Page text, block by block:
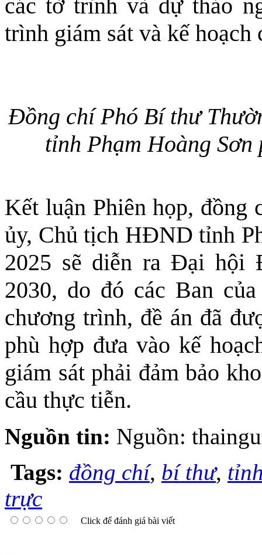
các tờ trình và dự thảo
trình giám sát và kế hoạch
Đồng chí Phó Bí thư
tỉnh Phạm Hoàng
Kết luận Phiên họp,
ủy, Chủ tịch HĐND tỉnh
2025 sẽ diễn ra Đại hội
2030, do đó các Ban
chương trình, đề án đã
phù hợp đưa vào kế
giám sát phải đảm bảo
cầu thực tiễn.
Nguồn tin: Nguồn:
Tags: đồng chí, bí thư,
trực
Click để đánh giá bài viết